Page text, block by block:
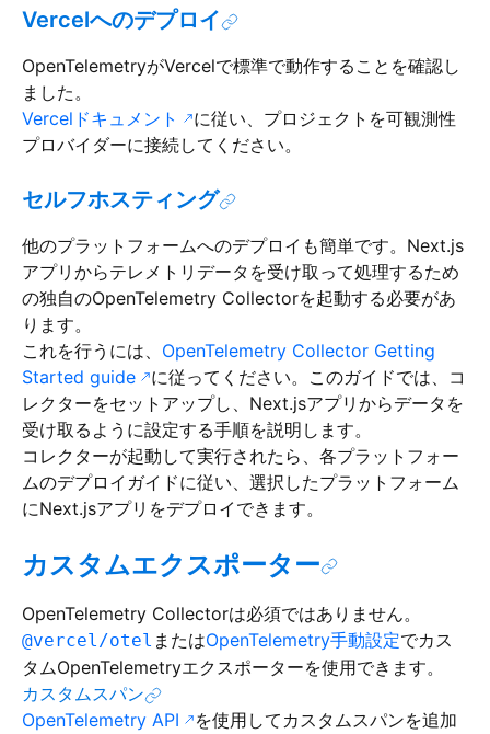
Vercelへのデプロイ
OpenTelemetryがVercelで標準で動作することを確認し
ました。
Vercelドキュメント
に従い、プロジェクトを可観測性
プロバイダーに接続してください。
セルフホスティング
他のプラットフォームへのデプロイも簡単です。Next.js
アプリからテレメトリデータを受け取って処理するため
の独自のOpenTelemetry Collectorを起動する必要があ
ります。
これを行うには、 OpenTelemetry Collector Getting
Started guide
に従ってください。このガイドでは、コ
レクターをセットアップし、Next.jsアプリからデータを
受け取るように設定する手順を説明します。
コレクターが起動して実行されたら、各プラットフォー
ムのデプロイガイドに従い、選択したプラットフォーム
にNext.jsアプリをデプロイできます。
カスタムエクスポーター
OpenTelemetry Collectorは必須ではありません。
@vercel/otel またはOpenTelemetry手動設定でカス
タムOpenTelemetryエクスポーターを使用できます。
カスタムスパン
OpenTelemetry API
を使用してカスタムスパンを追加